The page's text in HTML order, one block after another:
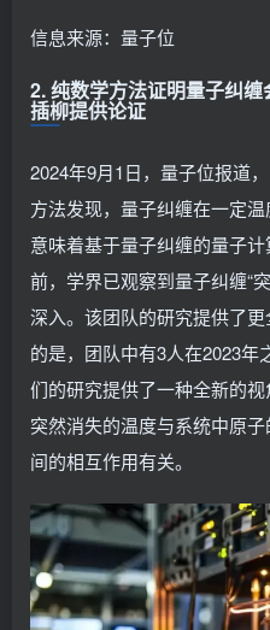
信息来源：量子位
2. 纯数学方法证明量子纠
插柳提供论证
2024年9月1日，量子位报道
方法发现，量子纠缠在一定
意味着基于量子纠缠的量子
前，学界已观察到量子纠缠“
深入。该团队的研究提供了
的是，团队中有3人在2023年
们的研究提供了一种全新的
突然消失的温度与系统中原
间的相互作用有关。